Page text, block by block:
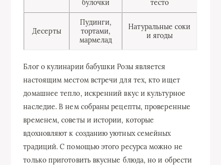
булочки
тесто
Десерты
Пудинги,
тортами,
мармелад
Натуральные соки
и ягоды
Блог о кулинарии бабушки Розы является
настоящим местом встречи для тех, кто ищет
домашнее тепло, искренний вкус и культурное
наследие. В нем собраны рецепты, проверенные
временем, советы и истории, которые
вдохновляют к созданию уютных семейных
традиций. С помощью этого ресурса можно не
только приготовить вкусные блюда, но и обрести